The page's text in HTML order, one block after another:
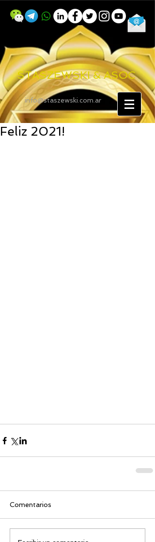
STASZEWSKI & ASOC
info@staszewski.com.ar
Feliz 2021!
Comentarios